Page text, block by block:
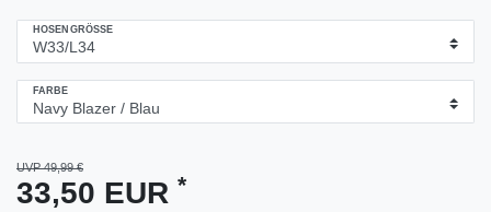
HOSENGRÖSSE
FARBE
UVP 49,99 €
33,50 EUR *